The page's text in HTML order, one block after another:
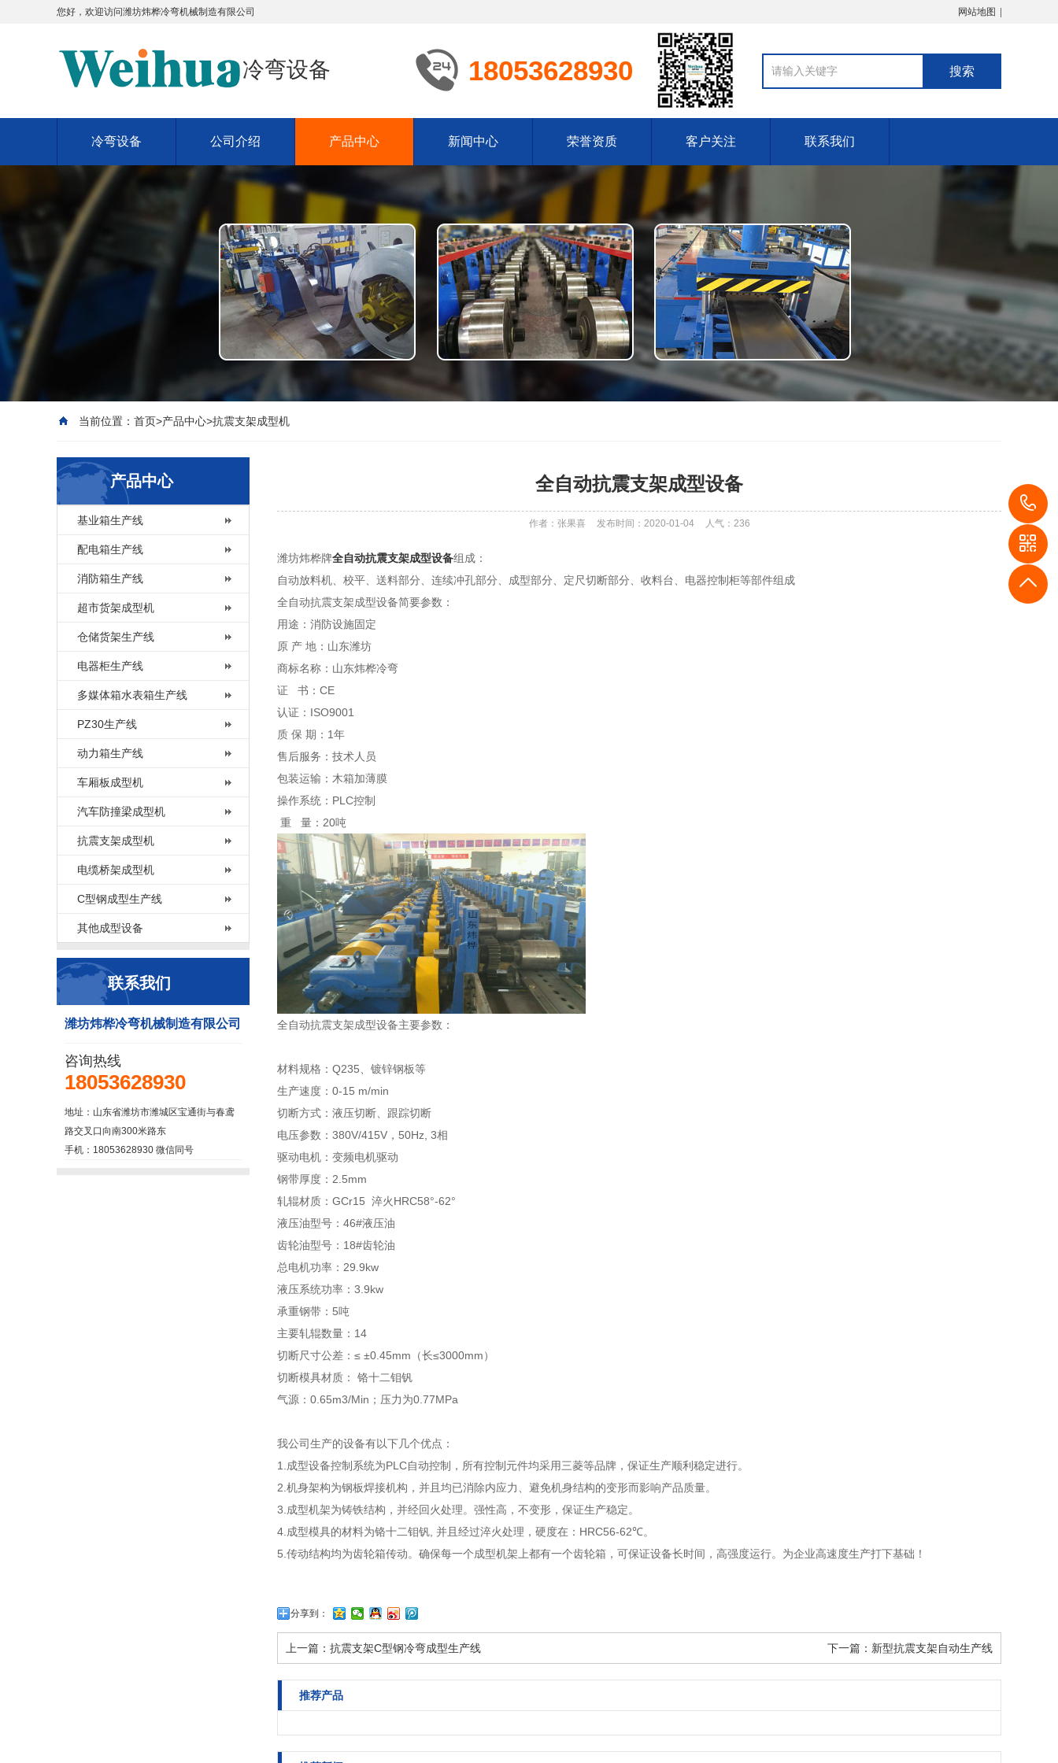
您好，欢迎访问潍坊炜桦冷弯机械制造有限公司 网站地图
冷弯设备 18053628930
冷弯设备 公司介绍 产品中心 新闻中心 荣誉资质 客户关注 联系我们
当前位置： 首页>产品中心>抗震支架成型机
产品中心
基业箱生产线
配电箱生产线
消防箱生产线
超市货架成型机
仓储货架生产线
电器柜生产线
多媒体箱水表箱生产线
PZ30生产线
动力箱生产线
车厢板成型机
汽车防撞梁成型机
抗震支架成型机
电缆桥架成型机
C型钢成型生产线
其他成型设备
联系我们
潍坊炜桦冷弯机械制造有限公司
咨询热线
18053628930
地址：山东省潍坊市潍城区宝通街与春鸢
路交叉口向南300米路东
手机：18053628930 微信同号
全自动抗震支架成型设备
作者：张果喜 发布时间：2020-01-04 人气： 236
潍坊炜桦牌全自动抗震支架成型设备组成：
自动放料机、校平、送料部分、连续冲孔部分、成型部分、定尺切断部分、收料台、电器控制柜等部件组成
全自动抗震支架成型设备简要参数：
用途：消防设施固定
原 产 地：山东潍坊
商标名称：山东炜桦冷弯
证 书：CE
认证：ISO9001
质 保 期：1年
售后服务：技术人员
包装运输：木箱加薄膜
操作系统：PLC控制
重 量：20吨
全自动抗震支架成型设备主要参数：
材料规格：Q235、镀锌钢板等
生产速度：0-15 m/min
切断方式：液压切断、跟踪切断
电压参数：380V/415V，50Hz, 3相
驱动电机：变频电机驱动
钢带厚度：2.5mm
轧辊材质：GCr15 淬火HRC58°-62°
液压油型号：46#液压油
齿轮油型号：18#齿轮油
总电机功率：29.9kw
液压系统功率：3.9kw
承重钢带：5吨
主要轧辊数量：14
切断尺寸公差：≤ ±0.45mm（长≤3000mm）
切断模具材质： 铬十二钼钒
气源：0.65m3/Min；压力为0.77MPa
我公司生产的设备有以下几个优点：
1.成型设备控制系统为PLC自动控制，所有控制元件均采用三菱等品牌，保证生产顺利稳定进行。
2.机身架构为钢板焊接机构，并且均已消除内应力、避免机身结构的变形而影响产品质量。
3.成型机架为铸铁结构，并经回火处理。强性高，不变形，保证生产稳定。
4.成型模具的材料为铬十二钼钒, 并且经过淬火处理，硬度在：HRC56-62℃。
5.传动结构均为齿轮箱传动。确保每一个成型机架上都有一个齿轮箱，可保证设备长时间，高强度运行。为企业高速度生产打下基础！
分享到：
上一篇： 抗震支架C型钢冷弯成型生产线 下一篇： 新型抗震支架自动生产线
推荐产品